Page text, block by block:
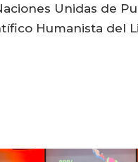
Unidas de
Humanista del